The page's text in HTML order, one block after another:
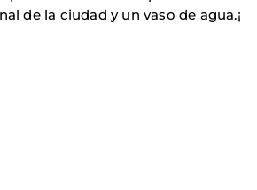
de la ciudad y un vaso de agua.¡